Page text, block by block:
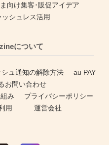
向け集客･販促アイデア
シュレス活用
について
シュ通知の解除方法
au PAY
お問い合わせ
み
プライバシーポリシー
用
運営会社